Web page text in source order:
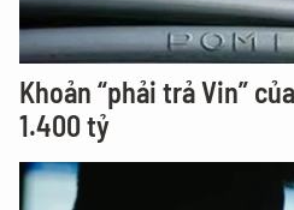
Khoản “phải trả Vin”
1.400 tỷ